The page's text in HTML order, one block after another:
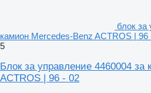
блок за
камион Mercedes-Benz ACTROS | 96
5
Блок за управление 4460004 за
ACTROS | 96 - 02